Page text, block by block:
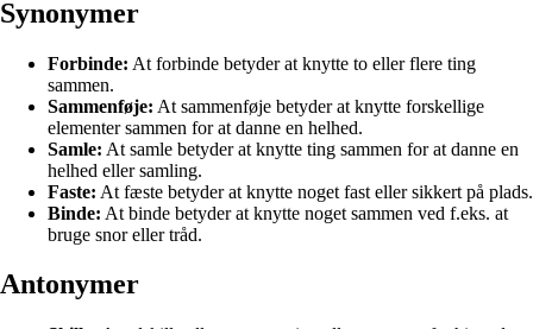
Synonymer
Forbinde: At forbinde betyder at knytte to eller flere ting
sammen.
Sammenføje: At sammenføje betyder at knytte forskellige
elementer sammen for at danne en helhed.
Samle: At samle betyder at knytte ting sammen for at danne en
helhed eller samling.
Faste: At fæste betyder at knytte noget fast eller sikkert på plads.
Binde: At binde betyder at knytte noget sammen ved f.eks. at
bruge snor eller tråd.
Antonymer